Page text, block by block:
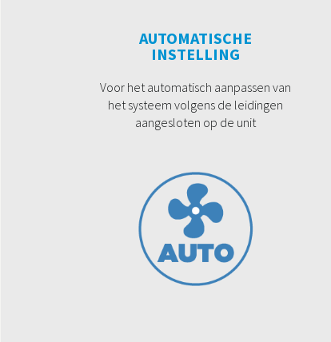
AUTOMATISCHE
INSTELLING
Voor het automatisch aanpassen van
het systeem volgens de leidingen
aangesloten op de unit